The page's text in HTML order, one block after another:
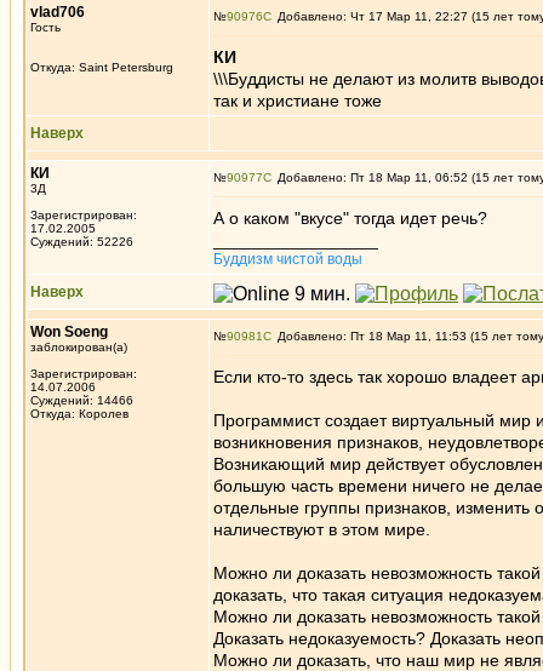
vlad706
Гость
Откуда: Saint Petersburg
№90976 Добавлено: Чт 17 Мар 11, 22:27 (15 лет
КИ
\\\Буддисты не делают из молитв
так и христиане тоже
Наверх
КИ
3Д
Зарегистрирован:
17.02.2005
Суждений: 52226
№90977 Добавлено: Пт 18 Мар 11, 06:52 (15 лет
А о каком "вкусе" тогда идет речь?
Буддизм чистой воды
Наверх
Won Soeng
заблокирован(а)
Зарегистрирован:
14.07.2006
Суждений: 14466
Откуда: Королев
№90981 Добавлено: Пт 18 Мар 11, 11:53 (15 лет
Если кто-то здесь так хорошо владеет
Программист создает виртуальный мир
возникновения признаков,
Возникающий мир действует
большую часть времени ничего не
отдельные группы признаков, изменить
наличествуют в этом мире.
Можно ли доказать невозможность
доказать, что такая ситуация
Можно ли доказать невозможность
Доказать недоказуемость? Доказать
Можно ли доказать, что наш мир не